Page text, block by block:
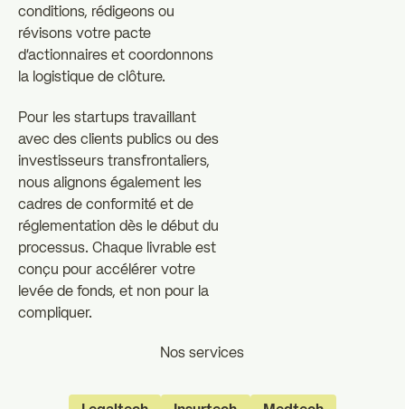
conditions, rédigeons ou
révisons votre pacte
d'actionnaires et coordonnons
la logistique de clôture.
Pour les startups travaillant
avec des clients publics ou des
investisseurs transfrontaliers,
nous alignons également les
cadres de conformité et de
réglementation dès le début du
processus. Chaque livrable est
conçu pour accélérer votre
levée de fonds, et non pour la
compliquer.
Nos services